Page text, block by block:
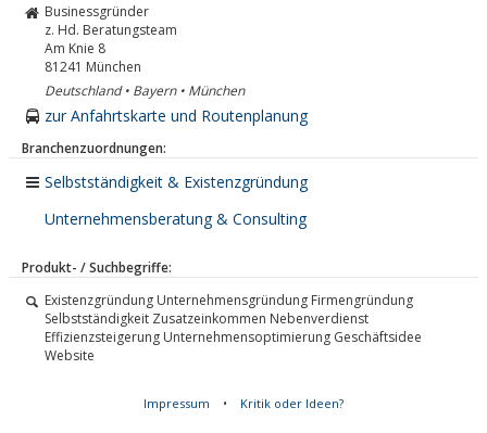
Businessgründer
z. Hd. Beratungsteam
Am Knie 8
81241 München
Deutschland • Bayern • München
zur Anfahrtskarte und Routenplanung
Branchenzuordnungen:
Selbstständigkeit & Existenzgründung
Unternehmensberatung & Consulting
Produkt- / Suchbegriffe:
Existenzgründung Unternehmensgründung Firmengründung
Selbstständigkeit Zusatzeinkommen Nebenverdienst
Effizienzsteigerung Unternehmensoptimierung Geschäftsidee
Website
Impressum • Kritik oder Ideen?